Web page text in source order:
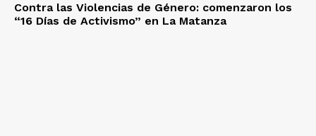
Contra las Violencias de Género: comenzaron los
“16 Días de Activismo” en La Matanza